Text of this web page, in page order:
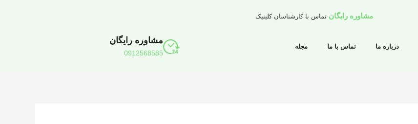
مشاوره رایگان تماس با کارشناسان کلینیک
درباره ما تماس با ما مجله
مشاوره رایگان
0912568585